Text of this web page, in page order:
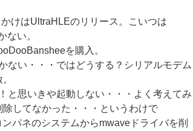
けはUltraHLEのリリース。こいつは
ない。
を購入。
ない・・・ではどうする？シリアルモデム
と思いきや起動しない・・・よく考えてみ
してなかった・・・というわけで
パネのシステムからmwaveドライバを削